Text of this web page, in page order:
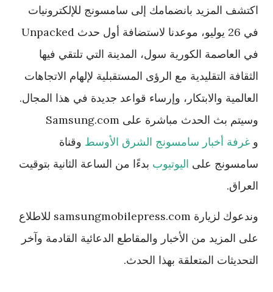
اكتشف المزيد بانضمامك إلى سامسونج للإلكترونيات
في 26 يوليو، موعدنا لاستضافة أول حدث Unpacked
في العاصمة الكورية سول، المدينة التي تلتقي فيها
الثقافة التقليدية مع الرؤى المستقبلية لإلهام الاتجاهات
العالمية والابتكار، وإرساء قواعد جديدة في هذا المجال.
وسيتم بث الحدث مباشرة على Samsung.com
و غرفة أخبار سامسونج الشرق الأوسط وقناة
سامسونج على اليوتيوب بدءًا من الساعة الثانية بتوقيت
العراق.
وندعوك لزيارة samsungmobilepress.com للاطلاع
على المزيد من الأخبار والمقاطع الدعائية القادمة وآخر
التحديثات المتعلقة بهذا الحدث.